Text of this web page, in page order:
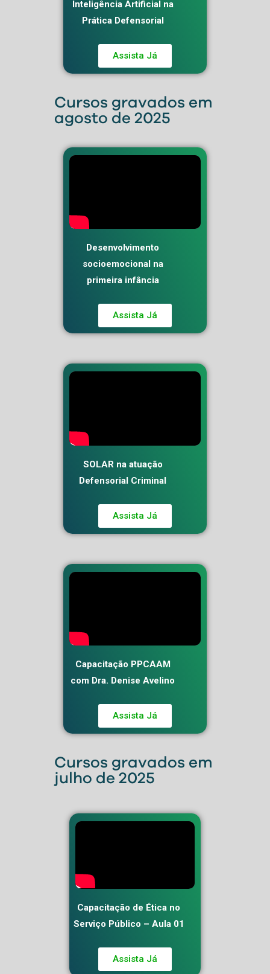
Inteligência Artificial na
Prática Defensorial
Assista Já
Cursos gravados em
agosto de 2025
Desenvolvimento
socioemocional na
primeira infância
Assista Já
SOLAR na atuação
Defensorial Criminal
Assista Já
Capacitação PPCAAM
com Dra. Denise Avelino
Assista Já
Cursos gravados em
julho de 2025
Capacitação de Ética no
Serviço Público – Aula 01
Assista Já